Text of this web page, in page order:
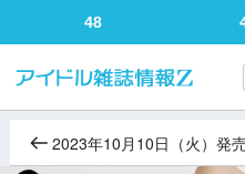
48
2023年10月10日（火）発売